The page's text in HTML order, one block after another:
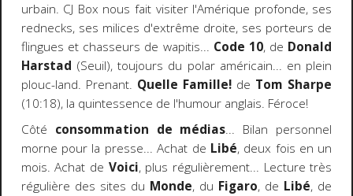
urbain. CJ Box nous fait visiter l'Amérique profonde, ses
rednecks, ses milices d'extrême droite, ses porteurs de
flingues et chasseurs de wapitis... Code 10, de Donald
Harstad (Seuil), toujours du polar américain... en plein
plouc-land. Prenant. Quelle Famille! de Tom Sharpe
(10:18), la quintessence de l'humour anglais. Féroce!
Côté consommation de médias... Bilan personnel
morne pour la presse... Achat de Libé, deux fois en un
mois. Achat de Voici, plus régulièrement... Lecture très
régulière des sites du Monde, du Figaro, de Libé, de